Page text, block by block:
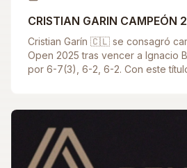
CRISTIAN GARIN CAMPEÓN
Cristian Garín 🇨🇱 se consagró
Open 2025 tras vencer a Ignacio
por 6-7(3), 6-2, 6-2. Con este título, Garín regresó al
una semana brillante, que lo
de la edición 2025 del Uruguay